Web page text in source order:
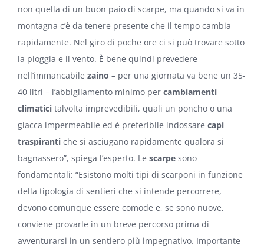
non quella di un buon paio di scarpe, ma quando si va in
montagna c’è da tenere presente che il tempo cambia
rapidamente. Nel giro di poche ore ci si può trovare sotto
la pioggia e il vento. È bene quindi prevedere
nell’immancabile zaino – per una giornata va bene un 35-
40 litri – l’abbigliamento minimo per cambiamenti
climatici talvolta imprevedibili, quali un poncho o una
giacca impermeabile ed è preferibile indossare capi
traspiranti che si asciugano rapidamente qualora si
bagnassero”, spiega l’esperto. Le scarpe sono
fondamentali: “Esistono molti tipi di scarponi in funzione
della tipologia di sentieri che si intende percorrere,
devono comunque essere comode e, se sono nuove,
conviene provarle in un breve percorso prima di
avventurarsi in un sentiero più impegnativo. Importante